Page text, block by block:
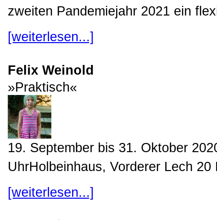
zweiten Pandemiejahr 2021 ein
[weiterlesen...]
Felix Weinold
»Praktisch«
19. September bis 31. Oktober
UhrHolbeinhaus, Vorderer Lech
[weiterlesen...]